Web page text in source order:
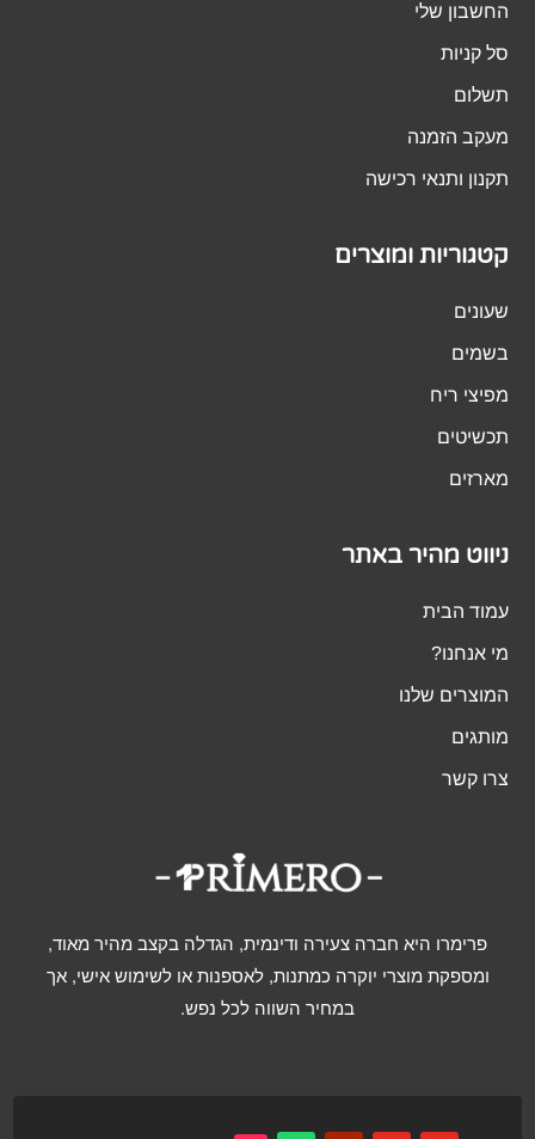
החשבון שלי
סל קניות
תשלום
מעקב הזמנה
תקנון ותנאי רכישה
קטגוריות ומוצרים
שעונים
בשמים
מפיצי ריח
תכשיטים
מארזים
ניווט מהיר באתר
עמוד הבית
מי אנחנו?
המוצרים שלנו
מותגים
צרו קשר
פרימרו היא חברה צעירה ודינמית, הגדלה בקצב מהיר מאוד,
ומספקת מוצרי יוקרה כמתנות, לאספנות או לשימוש אישי, אך
במחיר השווה לכל נפש.